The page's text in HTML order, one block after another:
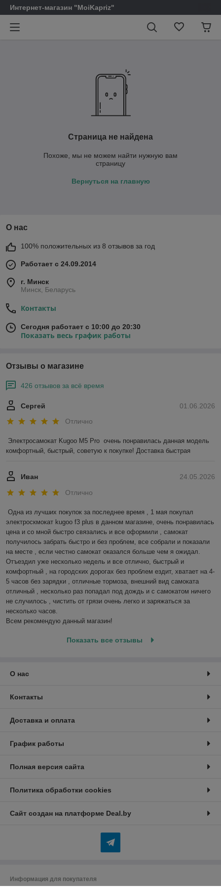
Интернет-магазин "MoiKapriz"
Страница не найдена
Похоже, мы не можем найти нужную вам
страницу
Вернуться на главную
О нас
100% положительных из 8 отзывов за год
Работает с 24.09.2014
г. Минск
Минск, Беларусь
Контакты
Сегодня работает с 10:00 до 20:30
Показать весь график работы
Отзывы о магазине
426 отзывов за всё время
01.06.2026
Сергей
Отлично
Электросамокат Kugoo M5 Pro  очень понравилась данная модель
комфортный, быстрый, советую к покупке! Доставка быстрая
24.05.2026
Иван
Отлично
Одна из лучших покупок за последнее время , 1 мая покупал
электроскмокат kugoo f3 plus в данном магазине, очень понравилась
цена и со мной быстро связались и все оформили , самокат
получилось забрать быстро и без проблем, все собрали и показали
на месте , если честно самокат оказался больше чем я ожидал.
Отъездил уже несколько недель и все отлично, быстрый и
комфортный , на городских дорогах без проблем ездит, хватает на 4-
5 часов без зарядки , отличные тормоза, внешний вид самоката
отличный , несколько раз попадал под дождь и с самокатом ничего
не случилось , чистить от грязи очень легко и заряжаться за
несколько часов.
Всем рекомендую данный магазин!
Показать все отзывы
О нас
Контакты
Доставка и оплата
График работы
Полная версия сайта
Политика обработки cookies
Сайт создан на платформе Deal.by
Информация для покупателя